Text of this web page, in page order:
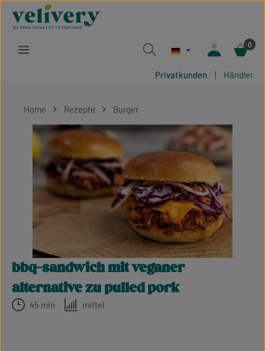
Zum Hauptinhalt springen
0
Privatkunden | Händler
Home Rezepte Burger
Bildergalerie überspringen
bbq-sandwich mit veganer
alternative zu pulled pork
45 min mittel